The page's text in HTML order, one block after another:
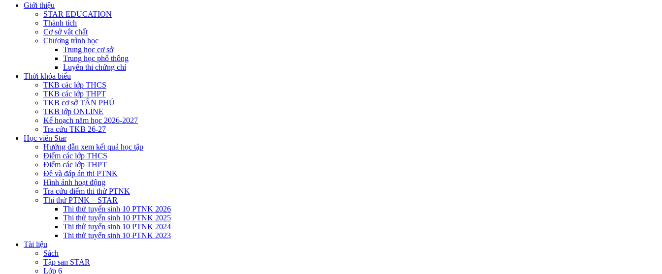
Giới thiệu
STAR EDUCATION
Thành tích
Cơ sở vật chất
Chương trình học
Trung học cơ sở
Trung học phổ thông
Luyên thi chứng chỉ
Thời khóa biểu
TKB các lớp THCS
TKB các lớp THPT
TKB cơ sở TÂN PHÚ
TKB lớp ONLINE
Kế hoạch năm học 2026-2027
Tra cứu TKB 26-27
Học viên Star
Hướng dẫn xem kết quả học tập
Điểm các lớp THCS
Điểm các lớp THPT
Đề và đáp án thi PTNK
Hình ảnh hoạt động
Tra cứu điểm thi thử PTNK
Thi thử PTNK – STAR
Thi thử tuyển sinh 10 PTNK 2026
Thi thử tuyển sinh 10 PTNK 2025
Thi thử tuyển sinh 10 PTNK 2024
Thi thử tuyển sinh 10 PTNK 2023
Tài liệu
Sách
Tập san STAR
Lớp 6